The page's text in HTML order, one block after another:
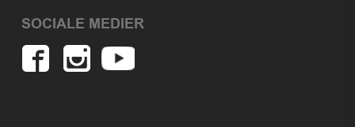
SOCIALE MEDIER